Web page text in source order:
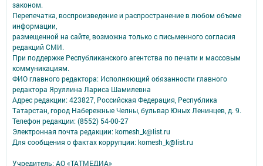
законом.
Перепечатка, воспроизведение и распространение в любом объеме
информации,
размещенной на сайте, возможна только с письменного согласия
редакций СМИ.
При поддержке Республиканского агентства по печати и массовым
коммуникациям.
ФИО главного редактора: Исполняющий обязанности главного
редактора Яруллина Лариса Шамилевна
Адрес редакции: 423827, Российская Федерация, Республика
Татарстан, город Набережные Челны, бульвар Юных Ленинцев, д. 9.
Телефон редакции: (8552) 54-00-27
Электронная почта редакции: komesh_k@list.ru
Для сообщения о фактах коррупции: komesh_k@list.ru
Учредитель: АО «ТАТМЕДИА»